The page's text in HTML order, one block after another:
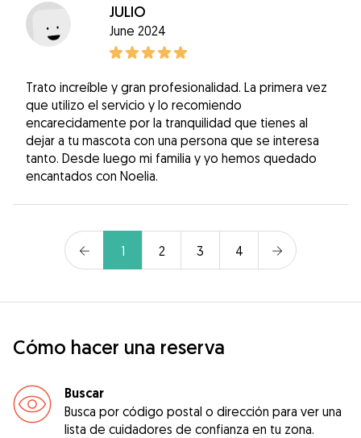
JULIO
June 2024
Trato increíble y gran profesionalidad. La primera vez
que utilizo el servicio y lo recomiendo
encarecidamente por la tranquilidad que tienes al
dejar a tu mascota con una persona que se interesa
tanto. Desde luego mi familia y yo hemos quedado
encantados con Noelia.
1 2 3 4
Cómo hacer una reserva
Buscar
Busca por código postal o dirección para ver una
lista de cuidadores de confianza en tu zona.